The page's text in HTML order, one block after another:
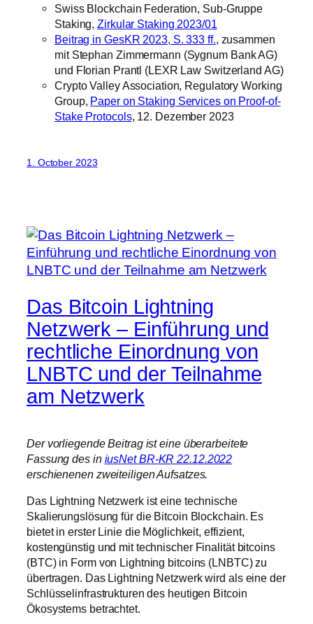
Swiss Blockchain Federation, Sub-Gruppe
Staking,Zirkular Staking 2023/01
Beitrag in GesKR 2023, S. 333 ff., zusammen
mit Stephan Zimmermann (Sygnum Bank AG)
und Florian Prantl (LEXR Law Switzerland AG)
Crypto Valley Association, Regulatory Working
Group, Paper on Staking Services on Proof-of-
Stake Protocols, 12. Dezember 2023
1. October 2023
Das Bitcoin Lightning
Netzwerk – Einführung und
rechtliche Einordnung von
LNBTC und der Teilnahme
am Netzwerk
Der vorliegende Beitrag ist eine überarbeitete
Fassung des in iusNet BR-KR 22.12.2022
erschienenen zweiteiligen Aufsatzes.
Das Lightning Netzwerk ist eine technische
Skalierungslösung für die Bitcoin Blockchain. Es
bietet in erster Linie die Möglichkeit, effizient,
kostengünstig und mit technischer Finalität bitcoins
(BTC) in Form von Lightning bitcoins (LNBTC) zu
übertragen. Das Lightning Netzwerk wird als eine der
Schlüsselinfrastrukturen des heutigen Bitcoin
Ökosystems betrachtet.